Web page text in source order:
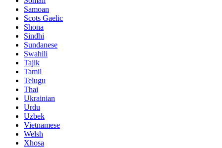
Samoan
Scots Gaelic
Shona
Sindhi
Sundanese
Swahili
Tajik
Tamil
Telugu
Thai
Ukrainian
Urdu
Uzbek
Vietnamese
Welsh
Xhosa